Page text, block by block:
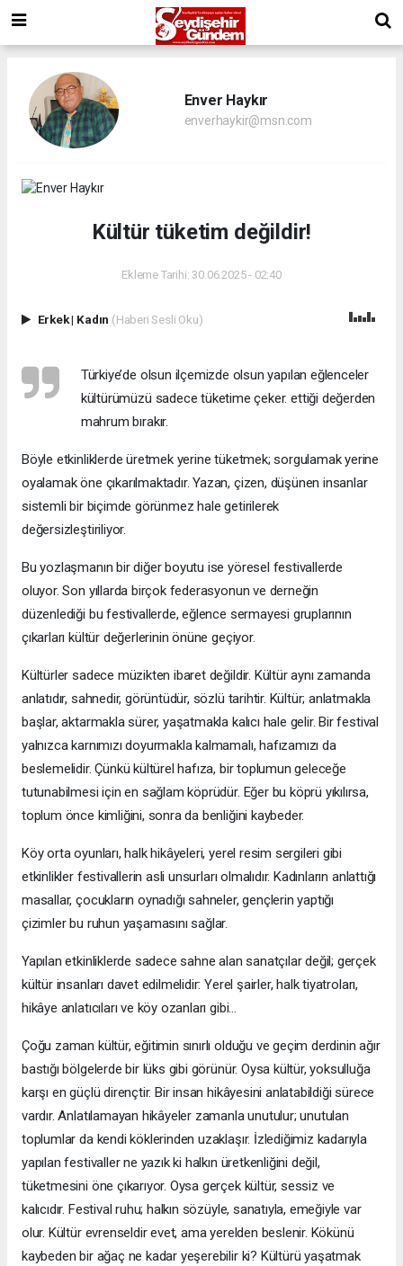
Enver Haykır
enverhaykir@msn.com
Kültür tüketim değildir!
Ekleme Tarihi: 30.06.2025 - 02:40
Erkek| Kadın (Haberi Sesli Oku)
Türkiye’de olsun ilçemizde olsun yapılan eğlenceler
kültürümüzü sadece tüketime çeker. ettiği değerden
mahrum bırakır.
Böyle etkinliklerde üretmek yerine tüketmek; sorgulamak yerine
oyalamak öne çıkarılmaktadır. Yazan, çizen, düşünen insanlar
sistemli bir biçimde görünmez hale getirilerek
değersizleştiriliyor.
Bu yozlaşmanın bir diğer boyutu ise yöresel festivallerde
oluyor. Son yıllarda birçok federasyonun ve derneğin
düzenlediği bu festivallerde, eğlence sermayesi gruplarının
çıkarları kültür değerlerinin önüne geçiyor.
Kültürler sadece müzikten ibaret değildir. Kültür aynı zamanda
anlatıdır, sahnedir, görüntüdür, sözlü tarihtir. Kültür; anlatmakla
başlar, aktarmakla sürer, yaşatmakla kalıcı hale gelir. Bir festival
yalnızca karnımızı doyurmakla kalmamalı, hafızamızı da
beslemelidir. Çünkü kültürel hafıza, bir toplumun geleceğe
tutunabilmesi için en sağlam köprüdür. Eğer bu köprü yıkılırsa,
toplum önce kimliğini, sonra da benliğini kaybeder.
Köy orta oyunları, halk hikâyeleri, yerel resim sergileri gibi
etkinlikler festivallerin asli unsurları olmalıdır. Kadınların anlattığı
masallar, çocukların oynadığı sahneler, gençlerin yaptığı
çizimler bu ruhun yaşamasını sağlar.
Yapılan etkinliklerde sadece sahne alan sanatçılar değil; gerçek
kültür insanları davet edilmelidir: Yerel şairler, halk tiyatroları,
hikâye anlatıcıları ve köy ozanları gibi…
Çoğu zaman kültür, eğitimin sınırlı olduğu ve geçim derdinin ağır
bastığı bölgelerde bir lüks gibi görünür. Oysa kültür, yoksulluğa
karşı en güçlü dirençtir. Bir insan hikâyesini anlatabildiği sürece
vardır. Anlatılamayan hikâyeler zamanla unutulur; unutulan
toplumlar da kendi köklerinden uzaklaşır. İzlediğimiz kadarıyla
yapılan festivaller ne yazık ki halkın üretkenliğini değil,
tüketmesini öne çıkarıyor. Oysa gerçek kültür, sessiz ve
kalıcıdır. Festival ruhu; halkın sözüyle, sanatıyla, emeğiyle var
olur. Kültür evrenseldir evet, ama yerelden beslenir. Kökünü
kaybeden bir ağaç ne kadar yeşerebilir ki? Kültürü yaşatmak